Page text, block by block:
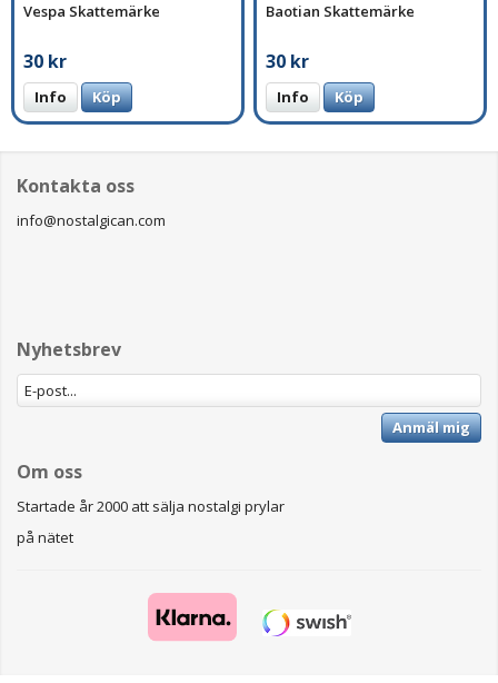
Vespa Skattemärke
30 kr
Info Köp
Baotian Skattemärke
30 kr
Info Köp
Kontakta oss
info@nostalgican.com
Nyhetsbrev
Anmäl mig
Om oss
Startade år 2000 att sälja nostalgi prylar
på nätet